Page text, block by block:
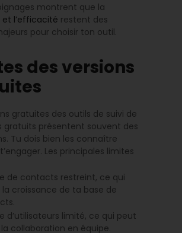
montrent que la
l’efficacité restent des
pour choisir ton outil.
des versions
gratuites des outils de suivi de
gratuits présentent souvent des
Tu dois bien les connaître
Les principales limites
de contacts restreint, ce qui
la croissance de ta base de
d’utilisateurs limité, ce qui peut
collaboration en équipe.